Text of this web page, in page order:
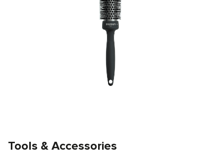
Tools & Accessories